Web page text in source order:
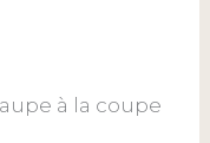
à la coupe